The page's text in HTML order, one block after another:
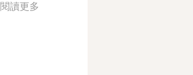
閱讀更多